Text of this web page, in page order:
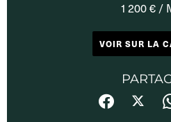
1 200 € /
VOIR SUR LA